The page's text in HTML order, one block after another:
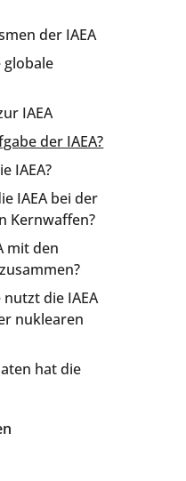
der IAEA
globale
IAEA
der IAEA?
IAEA?
IAEA bei der
Kernwaffen?
mit den
die IAEA
nuklearen
hat die